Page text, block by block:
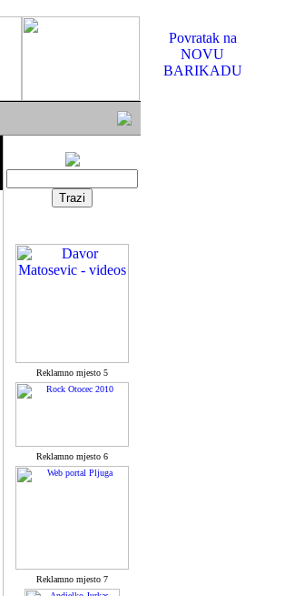
Povratak na
NOVU
BARIKADU
Reklamno mjesto 5
Reklamno mjesto 6
Reklamno mjesto 7